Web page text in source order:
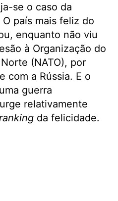
se o caso da
país mais feliz do
enquanto não viu
à Organização do
(NATO), por
com a Rússia. E o
guerra
relativamente
da felicidade.